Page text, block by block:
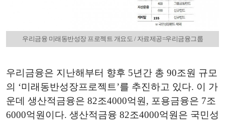
우리금융 미래동반성장 프로젝트 개요도 / 자료제공=우리금융그룹
우리금융은 지난해부터 향후 5년간 총 90조원 규모
의 ‘미래동반성장프로젝트’를 추진하고 있다. 이 가
운데 생산적금융은 82조4000억원, 포용금융은 7조
6000억원이다. 생산적금융 82조4000억원은 국민성